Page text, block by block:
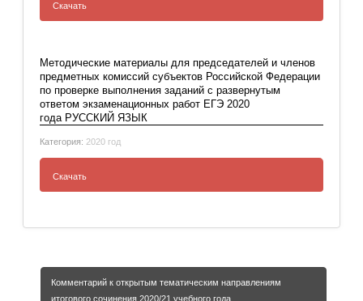
Скачать
Методические материалы для председателей и членов
предметных комиссий субъектов Российской Федерации
по проверке выполнения заданий с развернутым
ответом экзаменационных работ ЕГЭ 2020
года РУССКИЙ ЯЗЫК
Категория: 2020 год
Скачать
председателей и членов предметных
развернутым ответом экзаменационных
работ ЕГЭ 2020 года РУССКИЙ ЯЗЫК
Комментарий к открытым тематическим направлениям
итогового сочинения 2020/21 учебного года